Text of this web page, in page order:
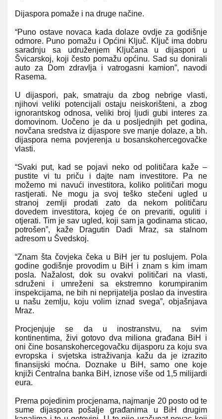
Dijaspora pomaže i na druge načine.
“Puno ostave novaca kada dolaze ovdje za godišnje
odmore. Puno pomažu i Općini Ključ. Ključ ima dobru
saradnju sa udruženjem Ključana u dijaspori u
Švicarskoj, koji često pomažu općinu. Sad su donirali
auto za Dom zdravlja i vatrogasni kamion”, navodi
Rasema.
U dijaspori, pak, smatraju da zbog nebrige vlasti,
njihovi veliki potencijali ostaju neiskorišteni, a zbog
ignorantskog odnosa, veliki broj ljudi gubi interes za
domovinom. Uočeno je da u posljednjih pet godina,
novčana sredstva iz dijaspore sve manje dolaze, a bh.
dijaspora nema povjerenja u bosanskohercegovačke
vlasti.
“Svaki put, kad se pojavi neko od političara kaže –
pustite vi tu priču i dajte nam investitore. Pa ne
možemo mi navući investitora, koliko političari mogu
rastjerati. Ne mogu ja svoj teško stečeni ugled u
stranoj zemlji prodati zato da nekom političaru
dovedem investitora, kojeg će on prevariti, oguliti i
otjerati. Tim je sav ugled, koji sam ja godinama sticao,
potrošen”, kaže Dragutin Dadi Mraz, sa stalnom
adresom u Švedskoj.
“Znam šta čovjeka čeka u BiH jer tu poslujem. Pola
godine godišnje provodim u BiH i znam s kim imam
posla. Nažalost, dok su ovakvi političari na vlasti,
sdruženi i umreženi sa ekstremno korumpiranim
inspekcijama, ne bih ni neprijatelja poslao da investira
u našu zemlju, koju volim iznad svega”, objašnjava
Mraz.
Procjenjuje se da u inostranstvu, na svim
kontinentima, živi gotovo dva miliona građana BiH i
oni čine bosanskohercegovačku dijasporu za koju sva
evropska i svjetska istraživanja kažu da je izrazito
finansijski moćna. Doznake u BiH, samo one koje
knjiži Centralna banka BiH, iznose više od 1,5 milijardi
eura.
Prema pojedinim procjenama, najmanje 20 posto od te
sume dijaspora pošalje građanima u BiH drugim